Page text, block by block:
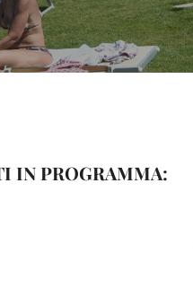
IN PROGRAMMA: